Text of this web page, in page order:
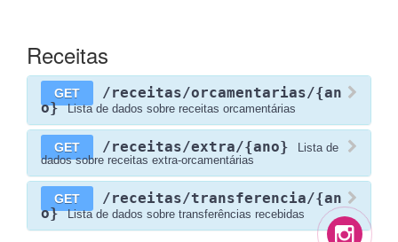
Receitas
GET
/receitas/orcamentarias/{an
o}
Lista de dados sobre receitas orcamentárias
GET /receitas/extra/{ano}
Lista de
dados sobre receitas extra-orcamentárias
GET
/receitas/transferencia/{an
o}
Lista de dados sobre transferências recebidas